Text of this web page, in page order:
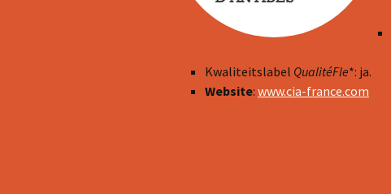
Kwaliteitslabel QualitéFle*: ja.
Website: www.cia-france.com